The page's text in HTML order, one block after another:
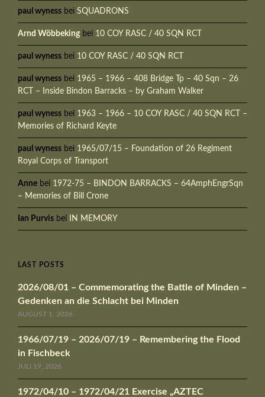
paul wyness bei SQUADRONS
Arnd Wöbbekingbei 10 COY RASC / 40 SQN RCT
paul wyness bei 10 COY RASC / 40 SQN RCT
paul wyness bei 1965 – 1966 – 408 Bridge Tp – 40 Sqn – 26
RCT – Inside Bindon Barracks – by Graham Walker
paul wyness bei 1963 – 1966 – 10 COY RASC / 40 SQN RCT –
Memories of Richard Keyte
paul wyness bei 1965/07/15 – Foundation of 26 Regiment
Royal Corps of Transport
Anne bei 1972-75 – BINDON BARRACKS – 64AmphEngrSqn
– Memories of Bill Crone
Ian Purvis bei IN MEMORY
LAST POSTS
2026/08/01 – Commemorating the Battle of Minden –
Gedenken an die Schlacht bei Minden
AUGUST 1, 2026
1966/07/19 – 2026/07/19 – Remembering the Flood
in Fischbeck
JULI 19, 2026
1972/04/10 – 1972/04/21 Exercise „AZTEC